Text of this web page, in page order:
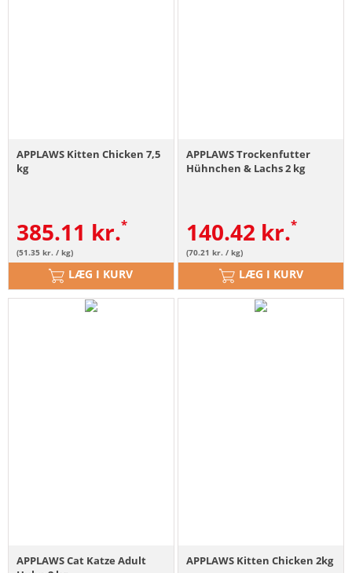
APPLAWS Kitten Chicken 7,5
kg
385.11 kr.
(51.35 kr. / kg)
LÆG I KURV
APPLAWS Trockenfutter
Hühnchen & Lachs 2 kg
140.42 kr.
(70.21 kr. / kg)
LÆG I KURV
APPLAWS Cat Katze Adult
APPLAWS Kitten Chicken 2kg